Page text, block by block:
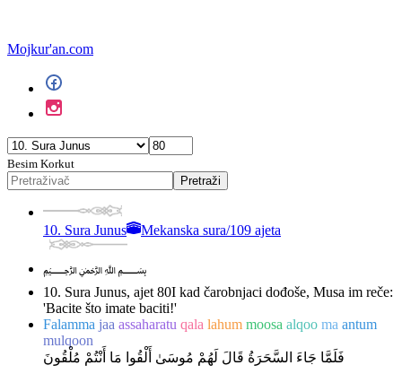
Mojkur'an.com
Besim Korkut
Pretraži
10. Sura Junus Mekanska sura/109 ajeta
﷽
10. Sura Junus, ajet 80I kad čarobnjaci dođoše, Musa im reče:
'Bacite što imate baciti!'
Falamma jaa assaharatu qala lahum moosa alqoo ma antum
mulqoon
فَلَمَّا جَاءَ السَّحَرَةُ قَالَ لَهُمْ مُوسَىٰ أَلْقُوا مَا أَنْتُمْ مُلْقُونَ